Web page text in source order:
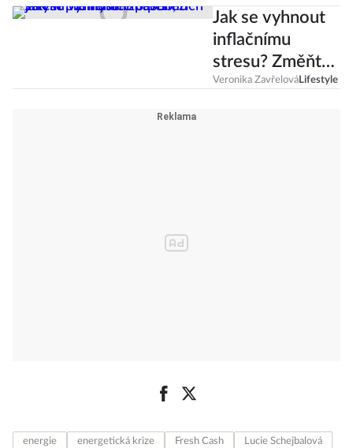
Jak se vyhnout
inflačnímu
stresu? Změňte
způsob, jakým
Veronika ZavřelováLifestyle
energie energetická krize Fresh Cash
Lucie Schejbalová